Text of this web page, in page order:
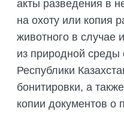
акты разведения в
на охоту или копия
животного в случае
из природной среды
Республики
бонитировки, а
копии документов о